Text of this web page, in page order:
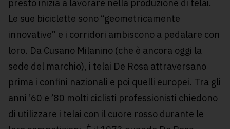
presto inizia a lavorare nella produzione di telai.
Le sue biciclette sono “geometricamente
innovative” e i corridori ambiscono a pedalare con
loro. Da Cusano Milanino (che è ancora oggi la
sede del marchio), i telai De Rosa attraversano
prima i confini nazionali e poi quelli europei. Tra gli
anni ’60 e ’80 molti ciclisti professionisti chiedono
di utilizzare i telai con il cuore rosso durante le